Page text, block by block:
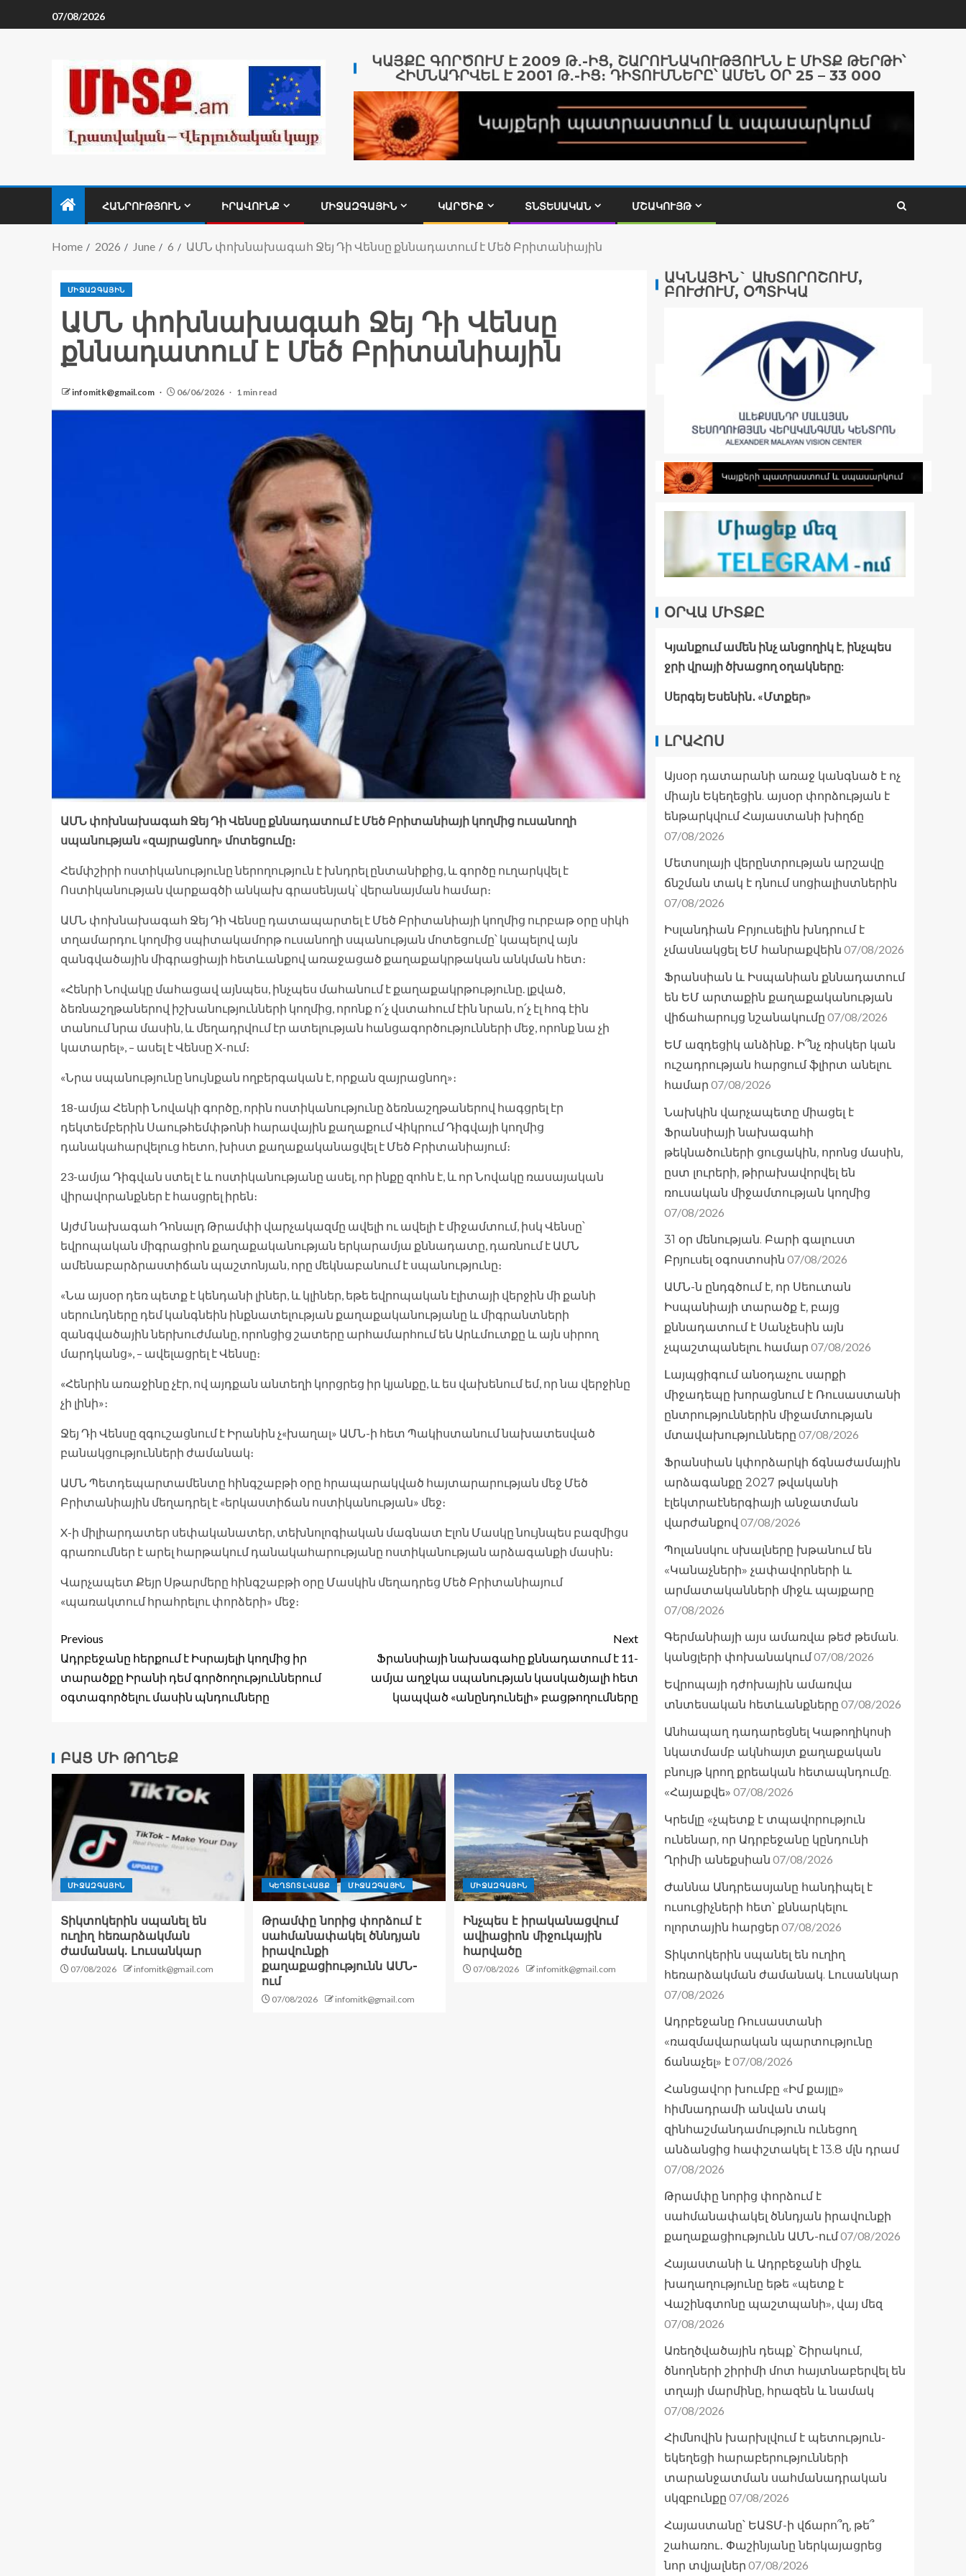
07/08/2026
ԿԱՅՔԸ ԳՈՐԾՈՒՄ Է 2009 Թ․-ԻՑ, ՇԱՐՈՒՆԱԿՈՒԹՅՈՒՆՆ Է ՄԻՏՔ ԹԵՐԹԻ՝
ՀԻՄՆԱԴՐՎԵԼ Է 2001 Թ․-ԻՑ։ ԴԻՏՈՒՄՆԵՐԸ՝ ԱՄԵՆ ՕՐ 25 – 33 000
ՀԱՆՐՈՒԹՅՈՒՆ ԻՐԱՎՈՒՆՔ ՄԻՋԱԶԳԱՅԻՆ ԿԱՐԾԻՔ ՏՆՏԵՍԱԿԱՆ ՄՇԱԿՈՒՅԹ
Home 2026 June 6 ԱՄՆ փոխնախագահ Ջեյ Դի Վենսը քննադատում է Մեծ Բրիտանիային
ՄԻՋԱԶԳԱՅԻՆ
ԱՄՆ փոխնախագահ Ջեյ Դի Վենսը
քննադատում է Մեծ Բրիտանիային
infomitk@gmail.com 06/06/2026 1 min read
ԱՄՆ փոխնախագահ Ջեյ Դի Վենսը քննադատում է Մեծ Բրիտանիայի կողմից ուսանողի
սպանության «զայրացնող» մոտեցումը։
Հեմփշիրի ոստիկանությունը ներողություն է խնդրել ընտանիքից, և գործը ուղարկվել է
Ոստիկանության վարքագծի անկախ գրասենյակ՝ վերանայման համար։
ԱՄՆ փոխնախագահ Ջեյ Դի Վենսը դատապարտել է Մեծ Բրիտանիայի կողմից ուրբաթ օրը սիկհ
տղամարդու կողմից սպիտակամորթ ուսանողի սպանության մոտեցումը՝ կապելով այն
զանգվածային միգրացիայի հետևանքով առաջացած քաղաքակրթական անկման հետ։
«Հենրի Նովակը մահացավ այնպես, ինչպես մահանում է քաղաքակրթությունը. լքված,
ձեռնաշղթաներով իշխանությունների կողմից, որոնք ո՛չ վստահում էին նրան, ո՛չ էլ հոգ էին
տանում նրա մասին, և մեղադրվում էր ատելության հանցագործությունների մեջ, որոնք նա չի
կատարել», – ասել է Վենսը X-ում։
«Նրա սպանությունը նույնքան ողբերգական է, որքան զայրացնող»։
18-ամյա Հենրի Նովակի գործը, որին ոստիկանությունը ձեռնաշղթաներով հագցրել էր
դեկտեմբերին Սաութհեմփթոնի հարավային քաղաքում Վիկրում Դիգվայի կողմից
դանակահարվելուց հետո, խիստ քաղաքականացվել է Մեծ Բրիտանիայում։
23-ամյա Դիգվան ստել է և ոստիկանությանը ասել, որ ինքը զոհն է, և որ Նովակը ռասայական
վիրավորանքներ է հասցրել իրեն։
Այժմ նախագահ Դոնալդ Թրամփի վարչակազմը ավելի ու ավելի է միջամտում, իսկ Վենսը՝
եվրոպական միգրացիոն քաղաքականության երկարամյա քննադատը, դառնում է ԱՄՆ
ամենաբարձրաստիճան պաշտոնյան, որը մեկնաբանում է սպանությունը։
«Նա այսօր դեռ պետք է կենդանի լիներ, և կլիներ, եթե եվրոպական էլիտայի վերջին մի քանի
սերունդները դեմ կանգնեին ինքնատելության քաղաքականությանը և միգրանտների
զանգվածային ներխուժմանը, որոնցից շատերը արհամարհում են Արևմուտքը և այն սիրող
մարդկանց», – ավելացրել է Վենսը։
«Հենրին առաջինը չէր, ով այդքան անտեղի կորցրեց իր կյանքը, և ես վախենում եմ, որ նա վերջինը
չի լինի»։
Ջեյ Դի Վենսը զգուշացնում է Իրանին չ«խաղալ» ԱՄՆ-ի հետ Պակիստանում նախատեսված
բանակցությունների ժամանակ։
ԱՄՆ Պետդեպարտամենտը հինգշաբթի օրը հրապարակված հայտարարության մեջ Մեծ
Բրիտանիային մեղադրել է «երկաստիճան ոստիկանության» մեջ։
X-ի միլիարդատեր սեփականատեր, տեխնոլոգիական մագնատ Էլոն Մասկը նույնպես բազմիցս
գրառումներ է արել հարթակում դանակահարությանը ոստիկանության արձագանքի մասին։
Վարչապետ Քեյր Սթարմերը հինգշաբթի օրը Մասկին մեղադրեց Մեծ Բրիտանիայում
«պառակտում հրահրելու փորձերի» մեջ։
Previous
Ադրբեջանը հերքում է Իսրայելի կողմից իր
տարածքը Իրանի դեմ գործողություններում
օգտագործելու մասին պնդումները
Next
Ֆրանսիայի նախագահը քննադատում է 11-
ամյա աղջկա սպանության կասկածյալի հետ
կապված «անընդունելի» բացթողումները
ԲԱՑ ՄԻ ԹՈՂԵՔ
ՄԻՋԱԶԳԱՅԻՆ
Տիկտոկերին սպանել են
ուղիղ հեռարձակման
ժամանակ. Լուսանկար
07/08/2026 infomitk@gmail.com
ԿԵՂՏՈՏ ԼՎԱՑՔ ՄԻՋԱԶԳԱՅԻՆ
Թրամփը նորից փորձում է
սահմանափակել ծննդյան
իրավունքի
քաղաքացիությունն ԱՄՆ-
ում
07/08/2026 infomitk@gmail.com
ՄԻՋԱԶԳԱՅԻՆ
Ինչպես է իրականացվում
ավիացիոն միջուկային
հարվածը
07/08/2026 infomitk@gmail.com
ԱԿՆԱՅԻՆ` ԱԽՏՈՐՈՇՈՒՄ,
ԲՈՒԺՈՒՄ, ՕՊՏԻԿԱ
ՕՐՎԱ ՄԻՏՔԸ
Կյանքում ամեն ինչ անցողիկ է, ինչպես
ջրի վրայի ծխացող օղակները:
Սերգեյ Եսենին․ «Մտքեր»
ԼՐԱՀՈՍ
Այսօր դատարանի առաջ կանգնած է ոչ
միայն Եկեղեցին. այսօր փորձության է
ենթարկվում Հայաստանի խիղճը
07/08/2026
Մետսոլայի վերընտրության արշավը
ճնշման տակ է դնում սոցիալիստներին
07/08/2026
Իսլանդիան Բրյուսելին խնդրում է
չմասնակցել ԵՄ հանրաքվեին 07/08/2026
Ֆրանսիան և Իսպանիան քննադատում
են ԵՄ արտաքին քաղաքականության
վիճահարույց նշանակումը 07/08/2026
ԵՄ ազդեցիկ անձինք․ Ի՞նչ ռիսկեր կան
ուշադրության հարցում ֆլիրտ անելու
համար 07/08/2026
Նախկին վարչապետը միացել է
Ֆրանսիայի նախագահի
թեկնածուների ցուցակին, որոնց մասին,
ըստ լուրերի, թիրախավորվել են
ռուսական միջամտության կողմից
07/08/2026
31 օր մենության. Բարի գալուստ
Բրյուսել օգոստոսին 07/08/2026
ԱՄՆ-ն ընդգծում է, որ Սեուտան
Իսպանիայի տարածք է, բայց
քննադատում է Սանչեսին այն
չպաշտպանելու համար 07/08/2026
Լայպցիգում անօդաչու սարքի
միջադեպը խորացնում է Ռուսաստանի
ընտրություններին միջամտության
մտավախությունները 07/08/2026
Ֆրանսիան կփորձարկի ճգնաժամային
արձագանքը 2027 թվականի
էլեկտրաէներգիայի անջատման
վարժանքով 07/08/2026
Պոլանսկու սխալները խթանում են
«Կանաչների» չափավորների և
արմատականների միջև պայքարը
07/08/2026
Գերմանիայի այս ամառվա թեժ թեման.
կանցլերի փոխանակում07/08/2026
Եվրոպայի դժոխային ամառվա
տնտեսական հետևանքները 07/08/2026
Անհապաղ դադարեցնել Կաթողիկոսի
նկատմամբ ակնհայտ քաղաքական
բնույթ կրող քրեական հետապնդումը.
«Հայաքվե» 07/08/2026
Կրեմլը «չպետք է տպավորություն
ունենար, որ Ադրբեջանը կընդունի
Ղրիմի անեքսիան 07/08/2026
Ժաննա Անդրեասյանը հանդիպել է
ուսուցիչների հետ՝ քննարկելու
ոլորտային հարցեր 07/08/2026
Տիկտոկերին սպանել են ուղիղ
հեռարձակման ժամանակ. Լուսանկար
07/08/2026
Ադրբեջանը Ռուսաստանի
«ռազմավարական պարտությունը
ճանաչել» է07/08/2026
Հանցավnր խումբը «Իմ քայլը»
հիմնադրամի անվան տակ
զինհաշմանդամություն ունեցող
անձանցից հափշտակել է 13.8 մլն դրամ
07/08/2026
Թրամփը նորից փորձում է
սահմանափակել ծննդյան իրավունքի
քաղաքացիությունն ԱՄՆ-ում07/08/2026
Հայաստանի և Ադրբեջանի միջև
խաղաղությունը եթե «պետք է
Վաշինգտոնը պաշտպանի», վայ մեզ
07/08/2026
Առեղծվածային դեպք՝ Շիրակում,
ծնողների շիրիմի մոտ հայտնաբերվել են
տղայի մարմինը, հրազեն և նամակ
07/08/2026
Հիմնովին խարխլվում է պետություն-
եկեղեցի հարաբերությունների
տարանջատման սահմանադրական
սկզբունքը 07/08/2026
Հայաստանը՝ ԵԱՏՄ-ի վճարո՞ղ, թե՞
շահառու․ Փաշինյանը ներկայացրեց
նոր տվյալներ 07/08/2026